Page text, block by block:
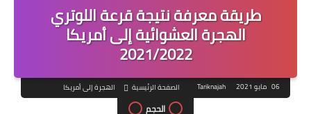
طريقة معرفة نتيجة قرعة اللوتري
الهجرة العشوائية إلى أمريكا
2021/2022
06 مايو 2021 Tariknajah الصفحة الرئيسية الهجرة إلى أمريكا
الحجم